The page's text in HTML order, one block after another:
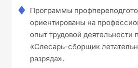
Программы
ориентированы на
опыт трудовой деятельности
«Слесарь-сборщик
разряда».